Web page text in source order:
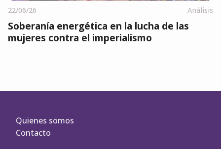
22/06/26 Análisis
Soberanía energética en la lucha de las
mujeres contra el imperialismo
Quienes somos
Contacto